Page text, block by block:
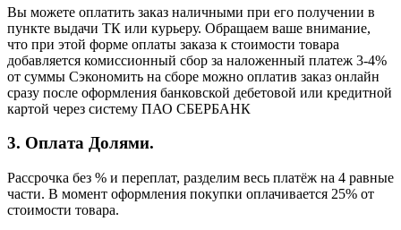
Вы можете оплатить заказ наличными при его получении в
пункте выдачи ТК или курьеру. Обращаем ваше внимание,
что при этой форме оплаты заказа к стоимости товара
добавляется комиссионный сбор за наложенный платеж 3-4%
от суммы Сэкономить на сборе можно оплатив заказ онлайн
сразу после оформления банковской дебетовой или кредитной
картой через систему ПАО СБЕРБАНК
3. Оплата Долями.
Рассрочка без % и переплат, разделим весь платёж на 4 равные
части. В момент оформления покупки оплачивается 25% от
стоимости товара.